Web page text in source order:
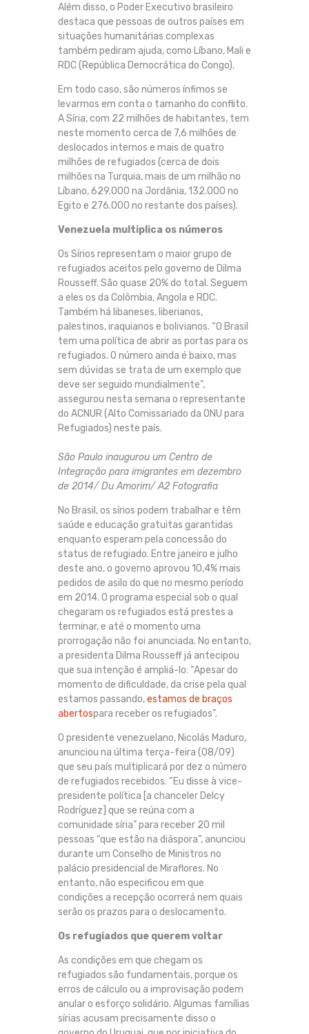
Além disso, o Poder Executivo brasileiro
destaca que pessoas de outros países em
situações humanitárias complexas
também pediram ajuda, como Líbano, Mali e
RDC (República Democrática do Congo).
Em todo caso, são números ínfimos se
levarmos em conta o tamanho do conflito.
A Síria, com 22 milhões de habitantes, tem
neste momento cerca de 7,6 milhões de
deslocados internos e mais de quatro
milhões de refugiados (cerca de dois
milhões na Turquia, mais de um milhão no
Líbano, 629.000 na Jordânia, 132.000 no
Egito e 276.000 no restante dos países).
Venezuela multiplica os números
Os Sírios representam o maior grupo de
refugiados aceitos pelo governo de Dilma
Rousseff. São quase 20% do total. Seguem
a eles os da Colômbia, Angola e RDC.
Também há libaneses, liberianos,
palestinos, iraquianos e bolivianos. “O Brasil
tem uma política de abrir as portas para os
refugiados. O número ainda é baixo, mas
sem dúvidas se trata de um exemplo que
deve ser seguido mundialmente”,
assegurou nesta semana o representante
do ACNUR (Alto Comissariado da ONU para
Refugiados) neste país.
São Paulo inaugurou um Centro de
Integração para imigrantes em dezembro
de 2014/ Du Amorim/ A2 Fotografia
No Brasil, os sírios podem trabalhar e têm
saúde e educação gratuitas garantidas
enquanto esperam pela concessão do
status de refugiado. Entre janeiro e julho
deste ano, o governo aprovou 10,4% mais
pedidos de asilo do que no mesmo período
em 2014. O programa especial sob o qual
chegaram os refugiados está prestes a
terminar, e até o momento uma
prorrogação não foi anunciada. No entanto,
a presidenta Dilma Rousseff já antecipou
que sua intenção é ampliá-lo: “Apesar do
momento de dificuldade, da crise pela qual
estamos passando,estamos de braços
abertospara receber os refugiados”.
O presidente venezuelano, Nicolás Maduro,
anunciou na última terça-feira (08/09)
que seu país multiplicará por dez o número
de refugiados recebidos. “Eu disse à vice-
presidente política [a chanceler Delcy
Rodríguez] que se reúna com a
comunidade síria” para receber 20 mil
pessoas “que estão na diáspora”, anunciou
durante um Conselho de Ministros no
palácio presidencial de Miraflores. No
entanto, não especificou em que
condições a recepção ocorrerá nem quais
serão os prazos para o deslocamento.
Os refugiados que querem voltar
As condições em que chegam os
refugiados são fundamentais, porque os
erros de cálculo ou a improvisação podem
anular o esforço solidário. Algumas famílias
sírias acusam precisamente disso o